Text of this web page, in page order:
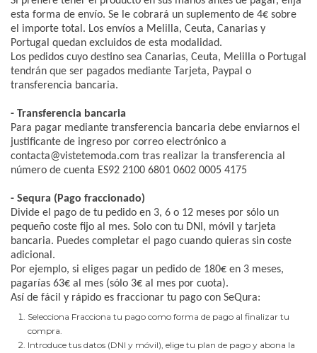
esta forma de envío. Se le cobrará un suplemento de 4€ sobre
el importe total. Los envíos a Melilla, Ceuta, Canarias y
Portugal quedan excluidos de esta modalidad.
Los pedidos cuyo destino sea Canarias, Ceuta, Melilla o Portugal
tendrán que ser pagados mediante Tarjeta, Paypal o
transferencia bancaria.
- Transferencia bancaria
Para pagar mediante transferencia bancaria debe enviarnos el
justificante de ingreso por correo electrónico a
contacta@vistetemoda.com tras realizar la transferencia al
número de cuenta ES92 2100 6801 0602 0005 4175
- Sequra (Pago fraccionado)
Divide el pago de tu pedido en 3, 6 o 12 meses por sólo un
pequeño coste fijo al mes. Solo con tu DNI, móvil y tarjeta
bancaria. Puedes completar el pago cuando quieras sin coste
adicional.
Por ejemplo, si eliges pagar un pedido de 180€ en 3 meses,
pagarías 63€ al mes (sólo 3€ al mes por cuota).
Así de fácil y rápido es fraccionar tu pago con SeQura:
Selecciona Fracciona tu pago como forma de pago al finalizar tu
compra.
Introduce tus datos (DNI y móvil), elige tu plan de pago y abona la